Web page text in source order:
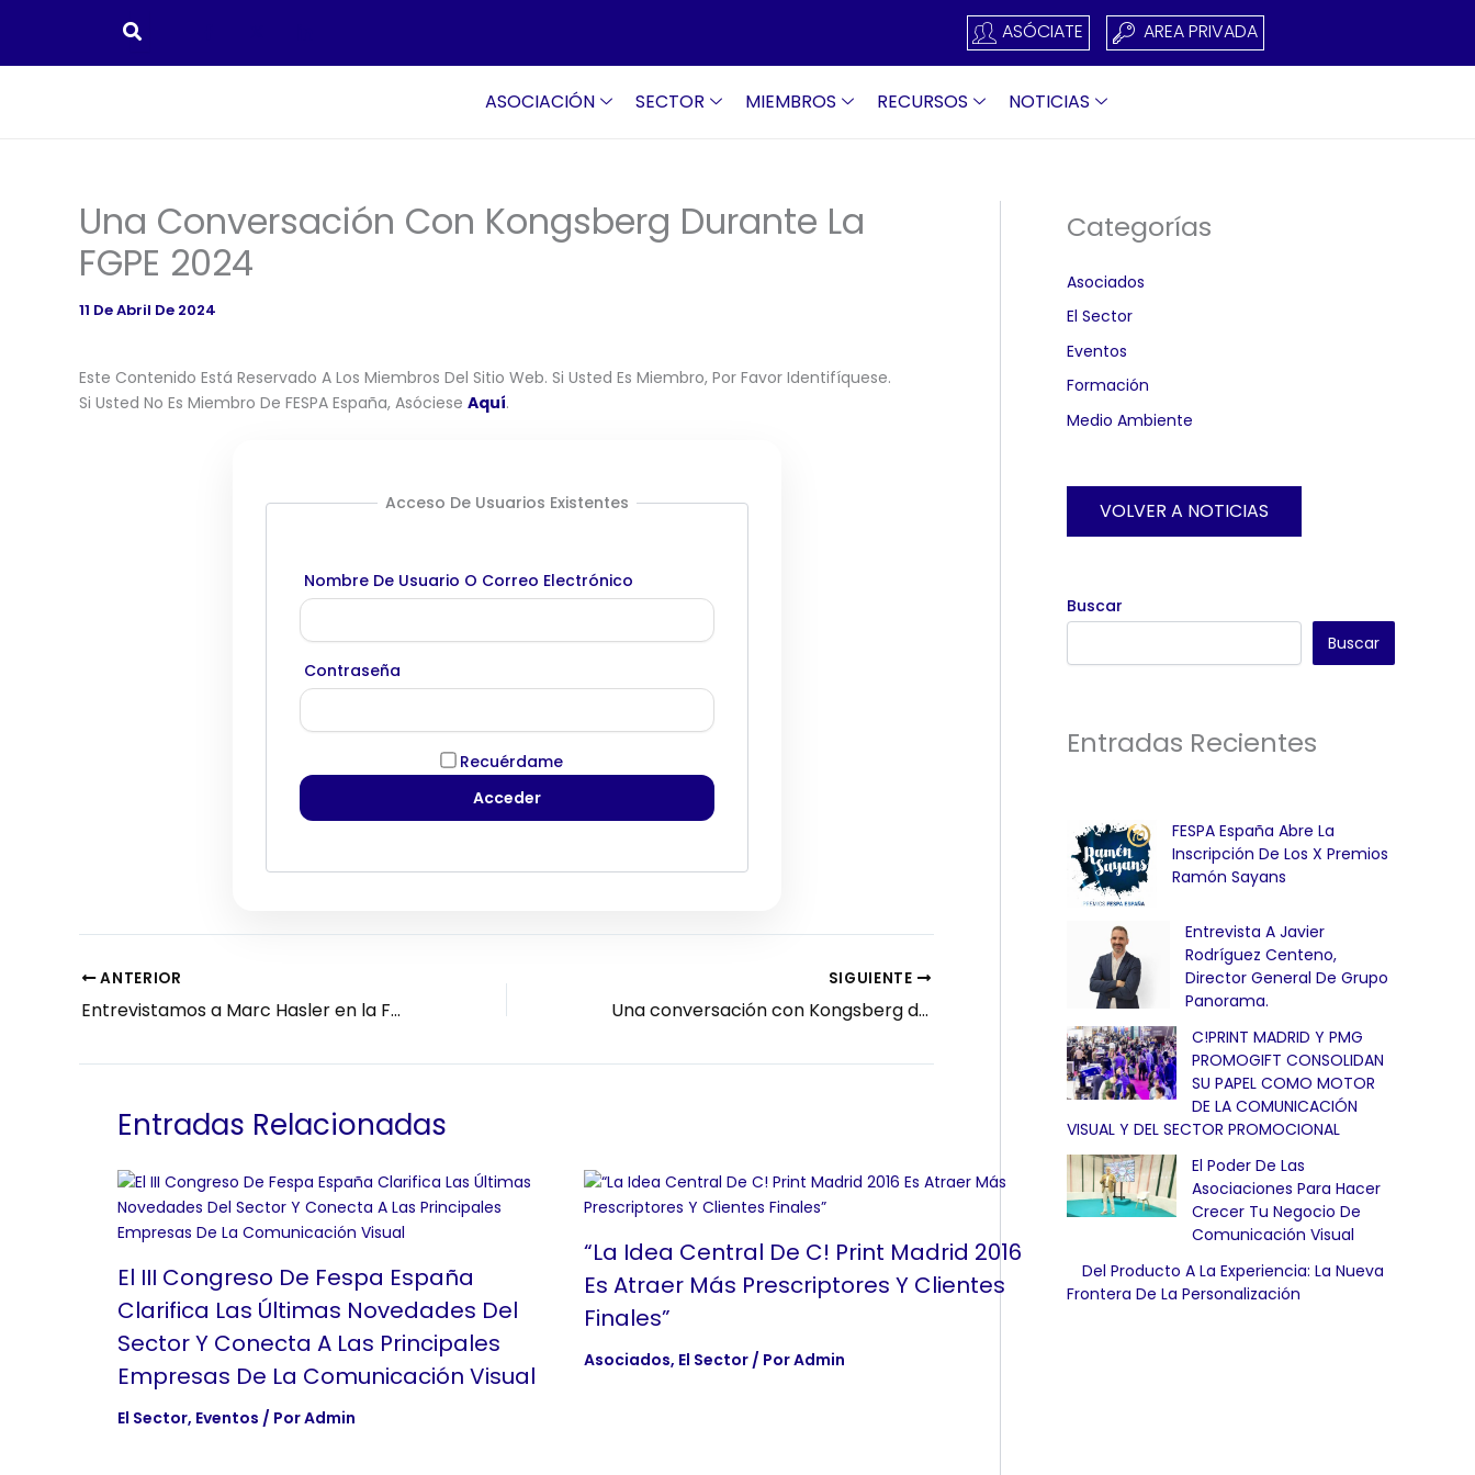
Contenido
ASÓCIATE AREA PRIVADA
ASOCIACIÓN SECTOR MIEMBROS RECURSOS NOTICIAS
Una Conversación Con Kongsberg Durante La
FGPE 2024
11 De Abril De 2024
Este Contenido Está Reservado A Los Miembros Del Sitio Web. Si Usted Es Miembro, Por Favor Identifíquese.
Si Usted No Es Miembro De FESPA España, Asóciese Aquí.
Acceso De Usuarios Existentes
Nombre De Usuario O Correo Electrónico
Contraseña
Recuérdame
ANTERIOR
Entrevistamos a Marc Hasler en la FGPE 2024
SIGUIENTE
Una conversación con Kongsberg durante la FGPE 2024
Entradas Relacionadas
El III Congreso De Fespa España
Clarifica Las Últimas Novedades Del
Sector Y Conecta A Las Principales
Empresas De La Comunicación Visual
El Sector, Eventos / PorAdmin
“La Idea Central De C! Print Madrid 2016
Es Atraer Más Prescriptores Y Clientes
Finales”
Asociados, El Sector / PorAdmin
Categorías
Asociados
El Sector
Eventos
Formación
Medio Ambiente
VOLVER A NOTICIAS
Buscar
Buscar
Entradas Recientes
FESPA España Abre La
Inscripción De Los X Premios
Ramón Sayans
Entrevista A Javier
Rodríguez Centeno,
Director General De Grupo
Panorama.
C!PRINT MADRID Y PMG
PROMOGIFT CONSOLIDAN
SU PAPEL COMO MOTOR
DE LA COMUNICACIÓN
VISUAL Y DEL SECTOR PROMOCIONAL
El Poder De Las
Asociaciones Para Hacer
Crecer Tu Negocio De
Comunicación Visual
Del Producto A La Experiencia: La Nueva
Frontera De La Personalización